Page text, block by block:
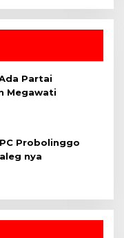
Partai
Megawati
Probolinggo
nya